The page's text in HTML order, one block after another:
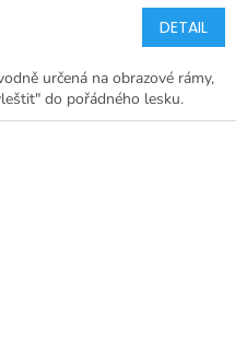
DETAIL
určená na obrazové rámy,
do pořádného lesku.